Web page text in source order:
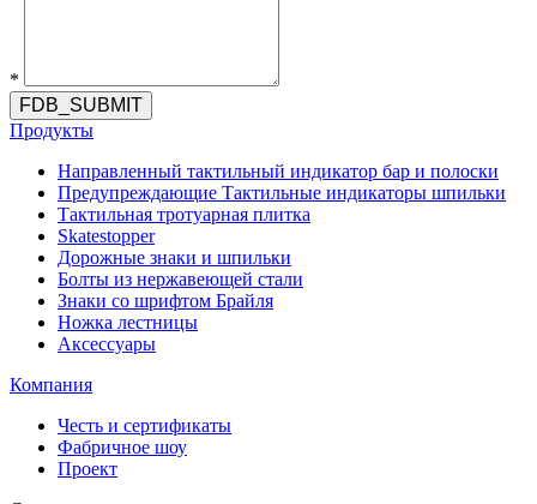
*
FDB_SUBMIT
Продукты
Направленный тактильный индикатор бар и полоски
Предупреждающие Тактильные индикаторы шпильки
Тактильная тротуарная плитка
Skatestopper
Дорожные знаки и шпильки
Болты из нержавеющей стали
Знаки со шрифтом Брайля
Ножка лестницы
Аксессуары
Компания
Честь и сертификаты
Фабричное шоу
Проект